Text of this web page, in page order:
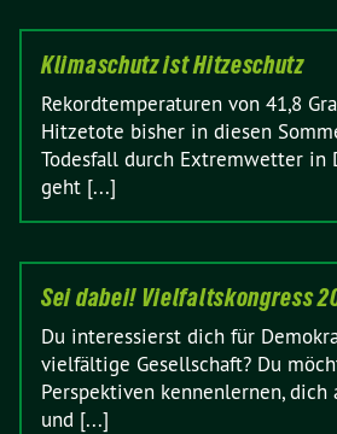
Klimaschutz ist Hitzeschutz
Rekordtemperaturen von 41,8
Hitzetote bisher in diesen
Todesfall durch Extremwetter in
geht [...]
Sei dabei! Vielfaltskongress
Du interessierst dich für
vielfältige Gesellschaft? Du
Perspektiven kennenlernen, dich
und [...]